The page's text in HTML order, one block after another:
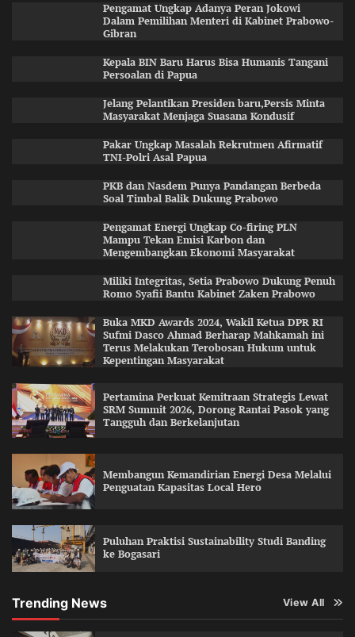
Pengamat Ungkap Adanya Peran Jokowi
Dalam Pemilihan Menteri di Kabinet Prabowo-
Gibran
Kepala BIN Baru Harus Bisa Humanis Tangani
Persoalan di Papua
Jelang Pelantikan Presiden baru,Persis Minta
Masyarakat Menjaga Suasana Kondusif
Pakar Ungkap Masalah Rekrutmen Afirmatif
TNI-Polri Asal Papua
PKB dan Nasdem Punya Pandangan Berbeda
Soal Timbal Balik Dukung Prabowo
Pengamat Energi Ungkap Co-firing PLN
Mampu Tekan Emisi Karbon dan
Mengembangkan Ekonomi Masyarakat
Miliki Integritas, Setia Prabowo Dukung Penuh
Romo Syafii Bantu Kabinet Zaken Prabowo
Buka MKD Awards 2024, Wakil Ketua DPR RI
Sufmi Dasco Ahmad Berharap Mahkamah ini
Terus Melakukan Terobosan Hukum untuk
Kepentingan Masyarakat
Pertamina Perkuat Kemitraan Strategis Lewat
SRM Summit 2026, Dorong Rantai Pasok yang
Tangguh dan Berkelanjutan
Membangun Kemandirian Energi Desa Melalui
Penguatan Kapasitas Local Hero
Puluhan Praktisi Sustainability Studi Banding
ke Bogasari
Trending News View All